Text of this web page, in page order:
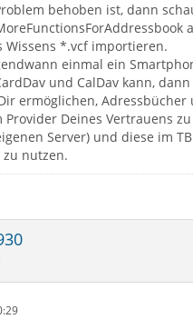
behoben ist, dann
Wissens *.vcf importieren.
einmal ein
und CalDav kann,
ermöglichen, Adressbücher
Provider Deines Vertrauens
Server) und diese im
nutzen.